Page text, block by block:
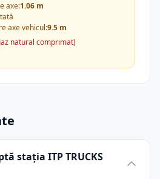
axe:1.06 m
axe vehicul:9.5 m
natural comprimat)
stația ITP TRUCKS